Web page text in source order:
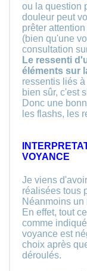
ou la question
douleur peut
prêter
(bien qu'une
consultation
Le ressenti
éléments sur
ressentis liés
bien sûr, c'est
Donc une
les flashs, les
VOYANCE
Je viens
réalisées tous
Néanmoins un
En effet, tout
comme
voyance est
choix après
déroulés.